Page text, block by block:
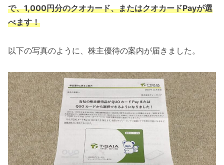
で、1,000円分のクオカード、またはクオカードPayが選
べます！
以下の写真のように、株主優待の案内が届きました。